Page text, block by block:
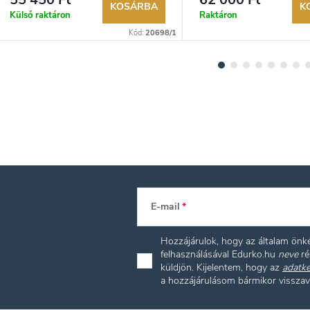
Külső raktáron
KOSÁRBA
Kód: 20698/1
Raktáron
E-mail
Hozzájárulok, hogy az általam
felhasználásával Edurko.hu neve
küldjön. Kijelentem, hogy az
a hozzájárulásom bármikor